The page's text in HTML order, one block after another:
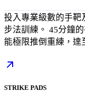
投入專業級數的手靶
步法訓練。 45分鐘
能極限推倒重練，達
STRIKE PADS